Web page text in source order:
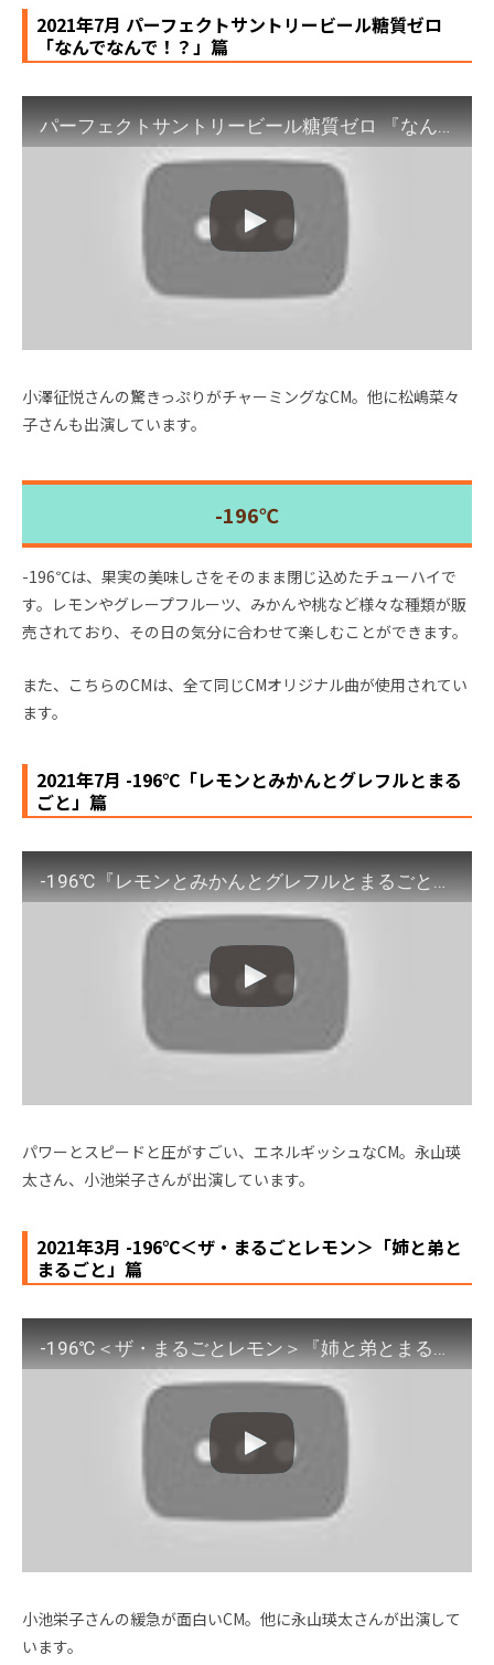
2021年7月 パーフェクトサントリービール糖質ゼロ
「なんでなんで！？」篇
パーフェクトサントリービール糖質ゼロ 『なんでなんで！？』篇 15秒 松嶋菜々子 小澤征悦 サントリーCM
小澤征悦さんの驚きっぷりがチャーミングなCM。他に松嶋菜々
子さんも出演しています。
-196℃
-196℃は、果実の美味しさをそのまま閉じ込めたチューハイで
す。レモンやグレープフルーツ、みかんや桃など様々な種類が販
売されており、その日の気分に合わせて楽しむことができます。
また、こちらのCMは、全て同じCMオリジナル曲が使用されてい
ます。
2021年7月 -196℃「レモンとみかんとグレフルとまる
ごと」篇
-196℃『レモンとみかんとグレフルとまるごと』篇 15秒 永山瑛太 小池栄子 サントリー
パワーとスピードと圧がすごい、エネルギッシュなCM。永山瑛
太さん、小池栄子さんが出演しています。
2021年3月 -196℃＜ザ・まるごとレモン＞「姉と弟と
まるごと」篇
-196℃＜ザ・まるごとレモン＞『姉と弟とまるごと』篇 15秒 永山瑛太 小池栄子 サントリーCM
小池栄子さんの緩急が面白いCM。他に永山瑛太さんが出演して
います。